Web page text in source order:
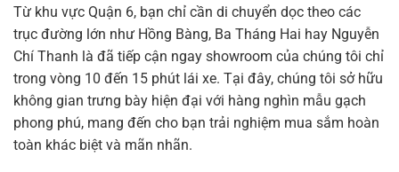
Từ khu vực Quận 6, bạn chỉ cần di chuyển dọc theo các
trục đường lớn như Hồng Bàng, Ba Tháng Hai hay Nguyễn
Chí Thanh là đã tiếp cận ngay showroom của chúng tôi chỉ
trong vòng 10 đến 15 phút lái xe. Tại đây, chúng tôi sở hữu
không gian trưng bày hiện đại với hàng nghìn mẫu gạch
phong phú, mang đến cho bạn trải nghiệm mua sắm hoàn
toàn khác biệt và mãn nhãn.